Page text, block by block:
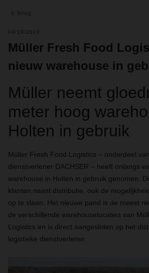
terug
04/19/2024
Müller Fresh Food
nieuw warehouse in
Müller neemt
meter hoog
Holten in gebruik
Müller Fresh Food Logistics – onderdeel
dienstverlener DACHSER – heeft onlangs
warehouse in Holten in gebruik genomen.
klanten naast distributie, ook de
op te slaan. Het nieuwe pand is de meest
de verschillende warehouselocaties van
Logistics en is direct aangesloten op het
logistieke dienstverlener.